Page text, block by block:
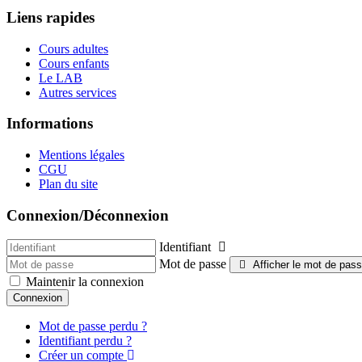
Liens rapides
Cours adultes
Cours enfants
Le LAB
Autres services
Informations
Mentions légales
CGU
Plan du site
Connexion/Déconnexion
Identifiant
Mot de passe
Afficher le mot de
Maintenir la connexion
Connexion
Mot de passe perdu ?
Identifiant perdu ?
Créer un compte